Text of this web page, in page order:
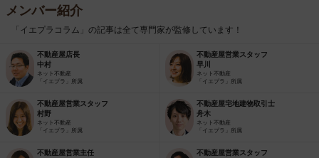
メンバー紹介
「イエプラコラム」の記事は全て専門家が監修しています！
不動産屋店長
中村
ネット不動産
「イエプラ」所属
不動産屋営業スタッフ
早川
ネット不動産
「イエプラ」所属
不動産屋営業スタッフ
村野
ネット不動産
「イエプラ」所属
不動産屋宅地建物取引士
舟木
ネット不動産
「イエプラ」所属
不動産屋営業主任
不動産屋営業スタッフ